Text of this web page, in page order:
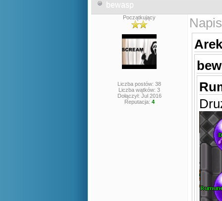
bewasp
Początkujący
Liczba postów: 38
Liczba wątków: 3
Dołączył: Jul 2016
Reputacja: 4